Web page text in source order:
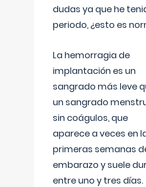
dudas ya que he
periodo, ¿esto es
La hemorragia de
implantación es un
sangrado más leve
un sangrado
sin coágulos, que
aparece a veces en
primeras semanas
embarazo y suele
entre uno y tres días.